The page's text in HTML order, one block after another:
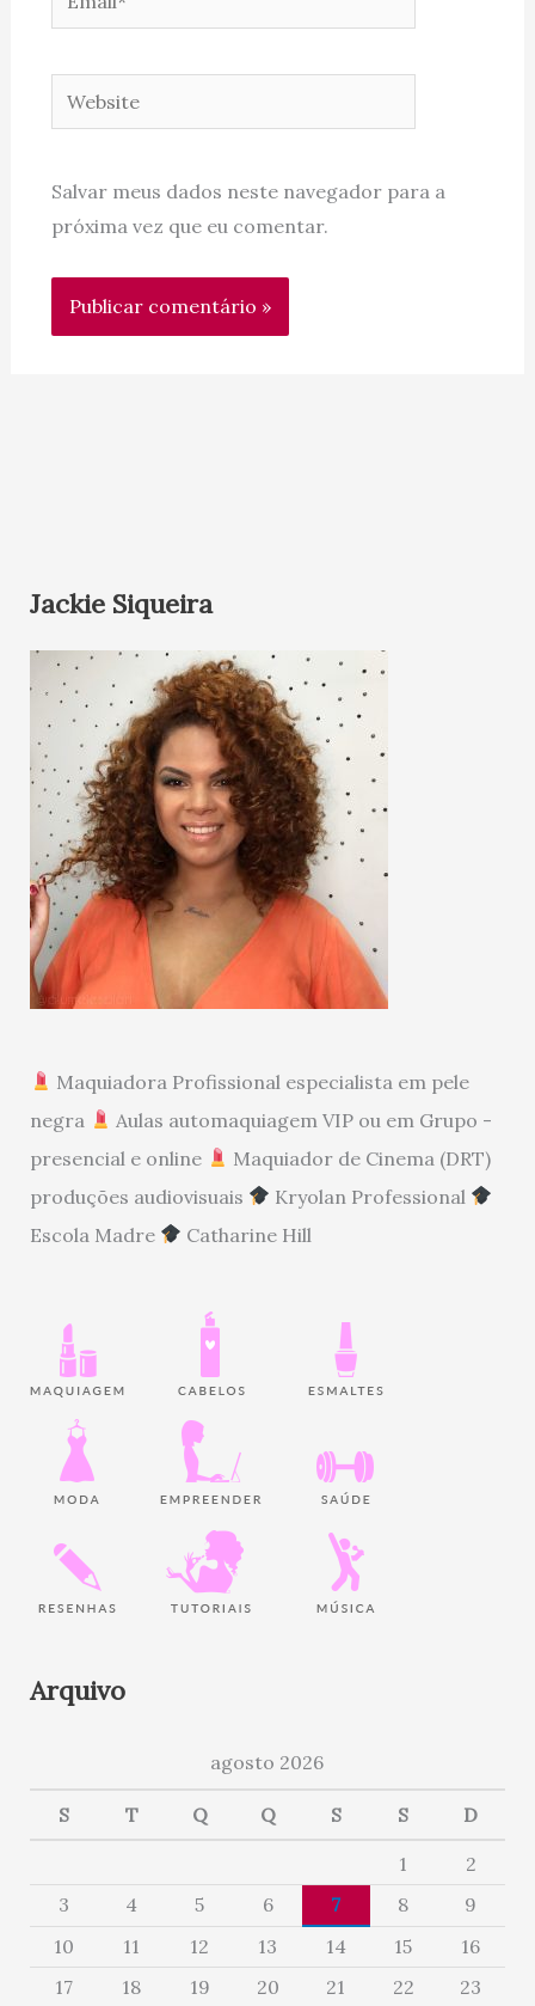
Website
Salvar meus dados neste navegador para a
próxima vez que eu comentar.
Jackie Siqueira
Maquiadora Profissional especialista em pele
negra
Aulas automaquiagem VIP ou em Grupo -
presencial e online
Maquiador de Cinema (DRT)
produções audiovisuais
Kryolan Professional
Escola Madre
Catharine Hill
Arquivo
agosto 2026
S T Q Q S S D
1
2
3
4 5 6 7 8
9
10
11 12 13 14 15
16
17
18 19 20 21 22
23